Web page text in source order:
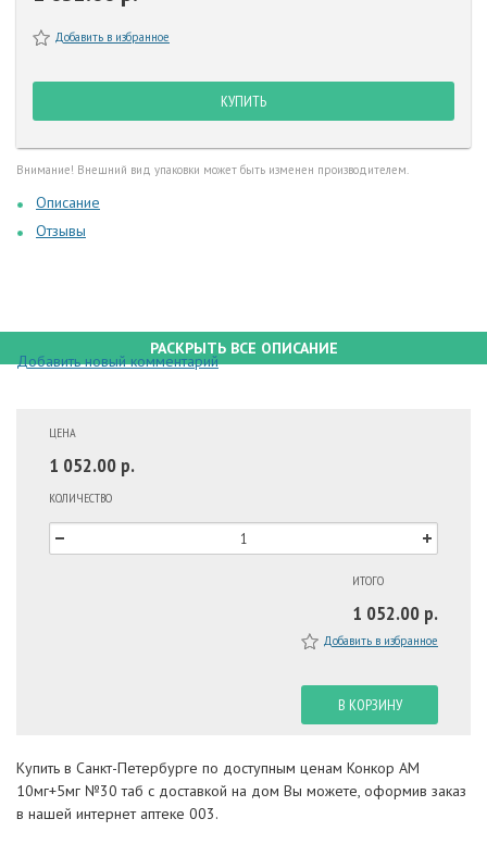
Добавить в избранное
КУПИТЬ
Внимание! Внешний вид упаковки может быть изменен производителем.
Описание
Отзывы
РАСКРЫТЬ ВСЕ ОПИСАНИЕ
Добавить новый комментарий
ЦЕНА
1 052.00 р.
КОЛИЧЕСТВО
ИТОГО
1 052.00 р.
Добавить в избранное
В КОРЗИНУ
Купить в Санкт-Петербурге по доступным ценам Конкор АМ
10мг+5мг №30 таб с доставкой на дом Вы можете, оформив заказ
в нашей интернет аптеке 003.